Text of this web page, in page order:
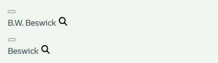
B.W. Beswick
Beswick